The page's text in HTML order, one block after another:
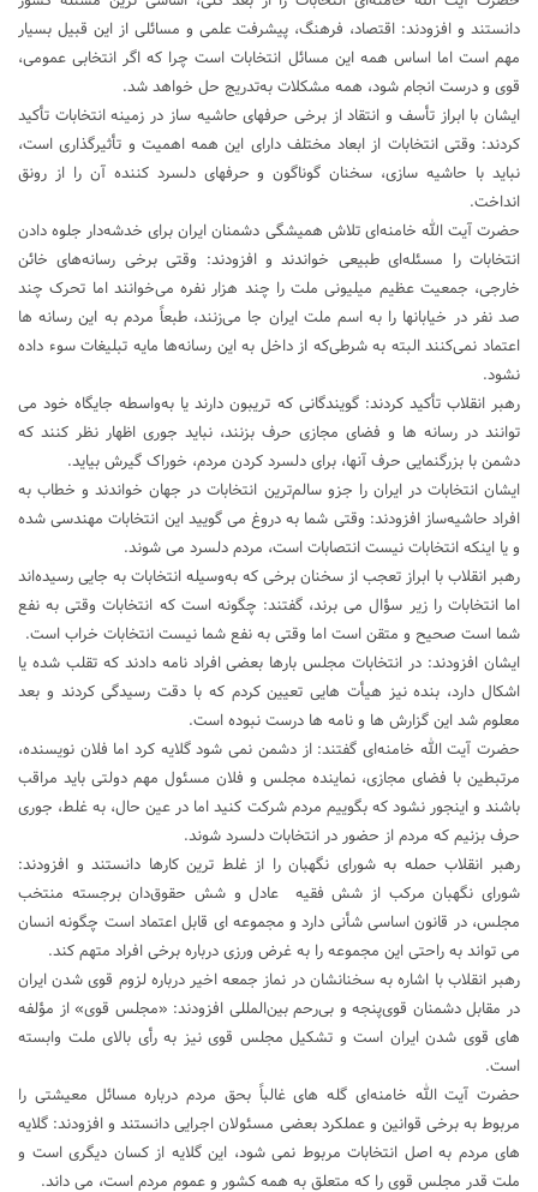
دانستند و افزودند: اقتصاد، فرهنگ، پیشرفت علمی و مسائلی از این قبیل بسیار
مهم است اما اساس همه این مسائل انتخابات است چرا که اگر انتخابی عمومی،
قوی و درست انجام شود، همه مشکلات به‌تدریج حل خواهد شد.
ایشان با ابراز تأسف و انتقاد از برخی حرفهای حاشیه ساز در زمینه انتخابات تأکید
کردند: وقتی انتخابات از ابعاد مختلف دارای این همه اهمیت و تأثیرگذاری است،
نباید با حاشیه سازی، سخنان گوناگون و حرفهای دلسرد کننده آن را از رونق
انداخت.
حضرت آیت الله خامنه‌ای تلاش همیشگی دشمنان ایران برای خدشه‌دار جلوه دادن
انتخابات را مسئله‌ای طبیعی خواندند و افزودند: وقتی برخی رسانه‌های خائن
خارجی، جمعیت عظیم میلیونی ملت را چند هزار نفره می‌خوانند اما تحرک چند
صد نفر در خیابانها را به اسم ملت ایران جا می‌زنند، طبعاً مردم به این رسانه ها
اعتماد نمی‌کنند البته به شرطی‌که از داخل به این رسانه‌ها مایه تبلیغات سوء داده
نشود.
رهبر انقلاب تأکید کردند: گویندگانی که تریبون دارند یا به‌واسطه جایگاه خود می
توانند در رسانه ها و فضای مجازی حرف بزنند، نباید جوری اظهار نظر کنند که
دشمن با بزرگنمایی حرف آنها، برای دلسرد کردن مردم، خوراک گیرش بیاید.
ایشان انتخابات در ایران را جزو سالم‌ترین انتخابات در جهان خواندند و خطاب به
افراد حاشیه‌ساز افزودند: وقتی شما به دروغ می گویید این انتخابات مهندسی شده
و یا اینکه انتخابات نیست انتصابات است، مردم دلسرد می شوند.
رهبر انقلاب با ابراز تعجب از سخنان برخی که به‌وسیله انتخابات به جایی رسیده‌اند
اما انتخابات را زیر سؤال می برند، گفتند: چگونه است که انتخابات وقتی به نفع
شما است صحیح و متقن است اما وقتی به نفع شما نیست انتخابات خراب است.
ایشان افزودند: در انتخابات مجلس بارها بعضی افراد نامه دادند که تقلب شده یا
اشکال دارد، بنده نیز هیأت هایی تعیین کردم که با دقت رسیدگی کردند و بعد
معلوم شد این گزارش ها و نامه ها درست نبوده است.
حضرت آیت الله خامنه‌ای گفتند: از دشمن نمی شود گلایه کرد اما فلان نویسنده،
مرتبطین با فضای مجازی، نماینده مجلس و فلان مسئول مهم دولتی باید مراقب
باشند و اینجور نشود که بگوییم مردم شرکت کنید اما در عین حال، به غلط، جوری
حرف بزنیم که مردم از حضور در انتخابات دلسرد شوند.
رهبر انقلاب حمله به شورای نگهبان را از غلط ترین کارها دانستند و افزودند:
شورای نگهبان مرکب از شش فقیه عادل و شش حقوق‌دان برجسته منتخب
مجلس، در قانون اساسی شأنی دارد و مجموعه ای قابل اعتماد است چگونه انسان
می تواند به راحتی این مجموعه را به غرض ورزی درباره برخی افراد متهم کند.
رهبر انقلاب با اشاره به سخنانشان در نماز جمعه اخیر درباره لزوم قوی شدن ایران
در مقابل دشمنان قوی‌پنجه و بی‌رحم بین‌المللی افزودند: «مجلس قوی» از مؤلفه
های قوی شدن ایران است و تشکیل مجلس قوی نیز به رأی بالای ملت وابسته
است.
حضرت آیت الله خامنه‌ای گله های غالباً بحق مردم درباره مسائل معیشتی را
مربوط به برخی قوانین و عملکرد بعضی مسئولان اجرایی دانستند و افزودند: گلایه
های مردم به اصل انتخابات مربوط نمی شود، این گلایه از کسان دیگری است و
ملت قدر مجلس قوی را که متعلق به همه کشور و عموم مردم است، می داند.